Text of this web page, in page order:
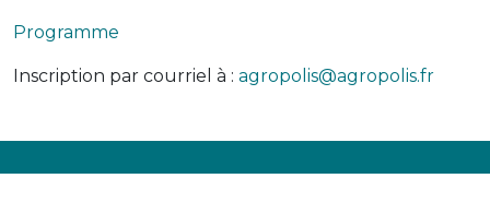
Programme
Inscription par courriel à : agropolis@agropolis.fr